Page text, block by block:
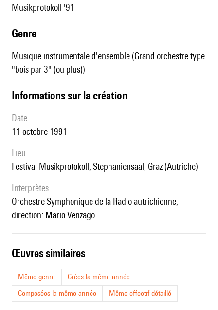
Musikprotokoll '91
genre
Musique instrumentale d'ensemble (Grand orchestre type
"bois par 3" (ou plus))
informations sur la création
date
11 octobre 1991
lieu
Festival Musikprotokoll, Stephaniensaal, Graz (Autriche)
interprètes
Orchestre Symphonique de la Radio autrichienne,
direction: Mario Venzago
œuvres similaires
Même genre
Crées la même année
Composées la même année
Même effectif détaillé